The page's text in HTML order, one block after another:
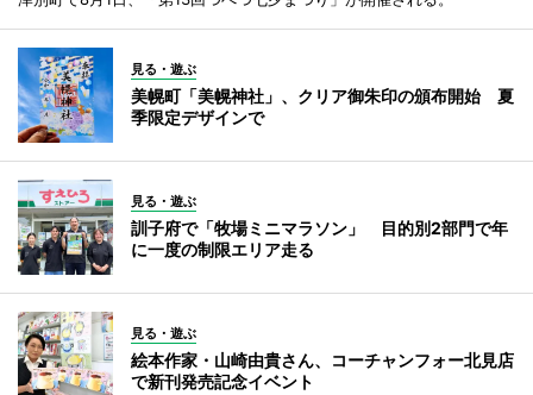
見る・遊ぶ
美幌町「美幌神社」、クリア御朱印の頒布開始 夏
季限定デザインで
見る・遊ぶ
訓子府で「牧場ミニマラソン」 目的別2部門で年
に一度の制限エリア走る
見る・遊ぶ
絵本作家・山崎由貴さん、コーチャンフォー北見店
で新刊発売記念イベント